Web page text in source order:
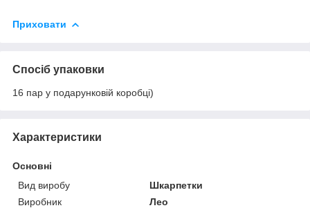
Приховати
Спосіб упаковки
16 пар у подарунковій коробці)
Характеристики
Основні
Вид виробу
Шкарпетки
Виробник
Лео